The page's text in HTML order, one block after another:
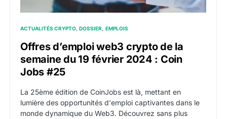
ACTUALITÉS CRYPTO DOSSIER EMPLOIS
Offres d’emploi web3 crypto de la
semaine du 19 février 2024 : Coin
Jobs #25
La 25ème édition de CoinJobs est là, mettant en
lumière des opportunités d'emploi captivantes dans le
monde dynamique du Web3. Découvrez sans plus